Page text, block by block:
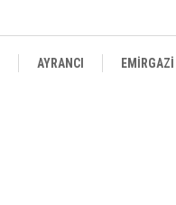
AYRANCI EMİRGAZİ